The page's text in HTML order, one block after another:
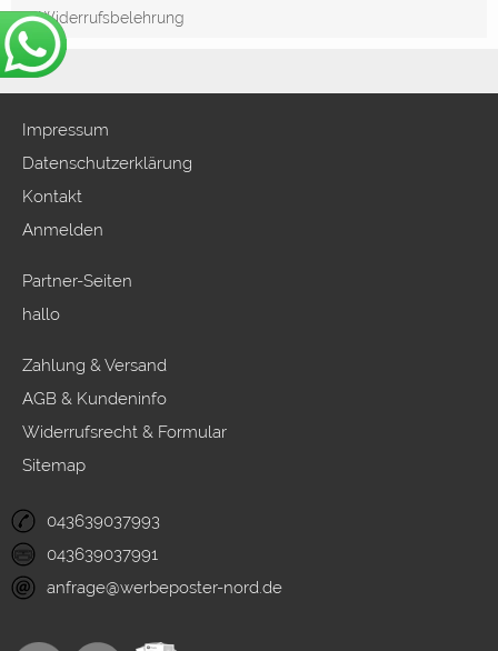
▸Widerrufsbelehrung
Impressum
Datenschutzerklärung
Kontakt
Anmelden
Partner-Seiten
hallo
Zahlung & Versand
AGB & Kundeninfo
Widerrufsrecht & Formular
Sitemap
043639037993
043639037991
anfrage@werbeposter-nord.de